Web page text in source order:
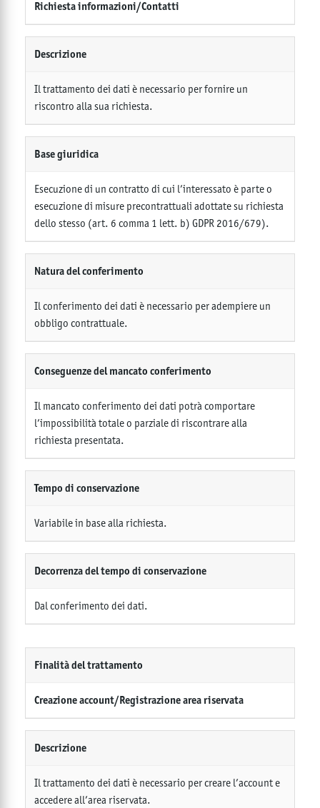
Richiesta informazioni/Contatti
Descrizione
Il trattamento dei dati è necessario per fornire un
riscontro alla sua richiesta.
Base giuridica
Esecuzione di un contratto di cui l’interessato è parte o
esecuzione di misure precontrattuali adottate su richiesta
dello stesso (art. 6 comma 1 lett. b) GDPR 2016/679).
Natura del conferimento
Il conferimento dei dati è necessario per adempiere un
obbligo contrattuale.
Conseguenze del mancato conferimento
Il mancato conferimento dei dati potrà comportare
l’impossibilità totale o parziale di riscontrare alla
richiesta presentata.
Tempo di conservazione
Variabile in base alla richiesta.
Decorrenza del tempo di conservazione
Dal conferimento dei dati.
Finalità del trattamento
Creazione account/Registrazione area riservata
Descrizione
Il trattamento dei dati è necessario per creare l’account e
accedere all’area riservata.